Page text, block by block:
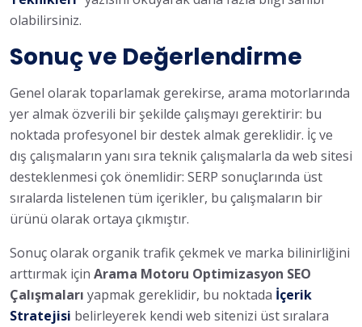
olabilirsiniz.
Sonuç ve Değerlendirme
Genel olarak toparlamak gerekirse, arama motorlarında
yer almak özverili bir şekilde çalışmayı gerektirir: bu
noktada profesyonel bir destek almak gereklidir. İç ve
dış çalışmaların yanı sıra teknik çalışmalarla da web sitesi
desteklenmesi çok önemlidir: SERP sonuçlarında üst
sıralarda listelenen tüm içerikler, bu çalışmaların bir
ürünü olarak ortaya çıkmıştır.
Sonuç olarak organik trafik çekmek ve marka bilinirliğini
arttırmak için Arama Motoru Optimizasyon SEO
Çalışmaları yapmak gereklidir, bu noktada İçerik
Stratejisi belirleyerek kendi web sitenizi üst sıralara